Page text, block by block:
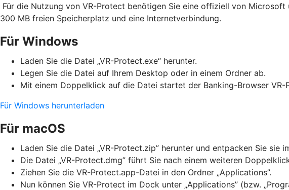
Für die Nutzung von VR-Protect benötigen Sie eine offiziell von
300 MB freien Speicherplatz und eine Internetverbindung.
Für Windows
Laden Sie die Datei „VR-Protect.exe“ herunter.
Legen Sie die Datei auf Ihrem Desktop oder in einem Ordner ab.
Mit einem Doppelklick auf die Datei startet der Banking-Browser VR-
Für Windows herunterladen
Für macOS
Laden Sie die Datei „VR-Protect.zip” herunter und entpacken Sie sie
Die Datei „VR-Protect.dmg” führt Sie nach einem weiteren
Ziehen Sie die VR-Protect.app-Datei in den Ordner „Applications”.
Nun können Sie VR-Protect im Dock unter „Applications” (bzw.